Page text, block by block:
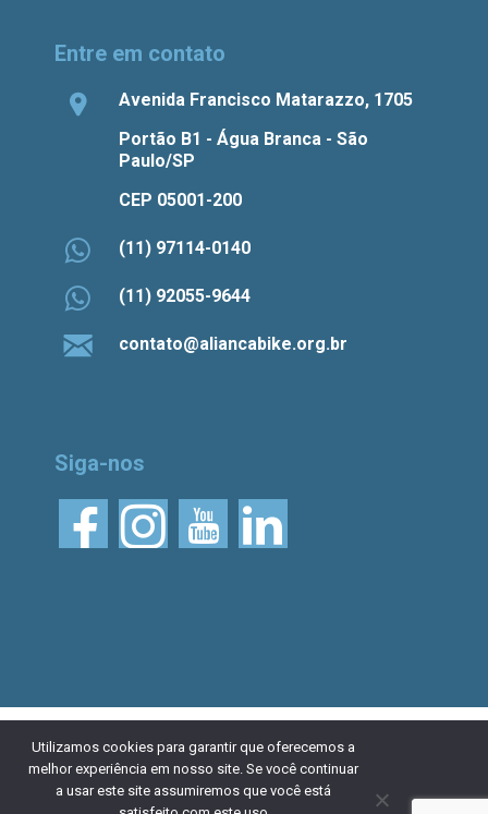
Entre em contato
Avenida Francisco Matarazzo, 1705
Portão B1 - Água Branca - São
Paulo/SP
CEP 05001-200
(11) 97114-0140
(11) 92055-9644
contato@aliancabike.org.br
Siga-nos
© 2026 Aliança Bike.
Esta obra está licenciada
com uma Licença Creative Commons Atribuição 4.0
Internacional. Desenvolvido porNaçãoDesign
Política de
Utilizamos cookies para garantir que oferecemos a
melhor experiência em nosso site. Se você continuar
a usar este site assumiremos que você está